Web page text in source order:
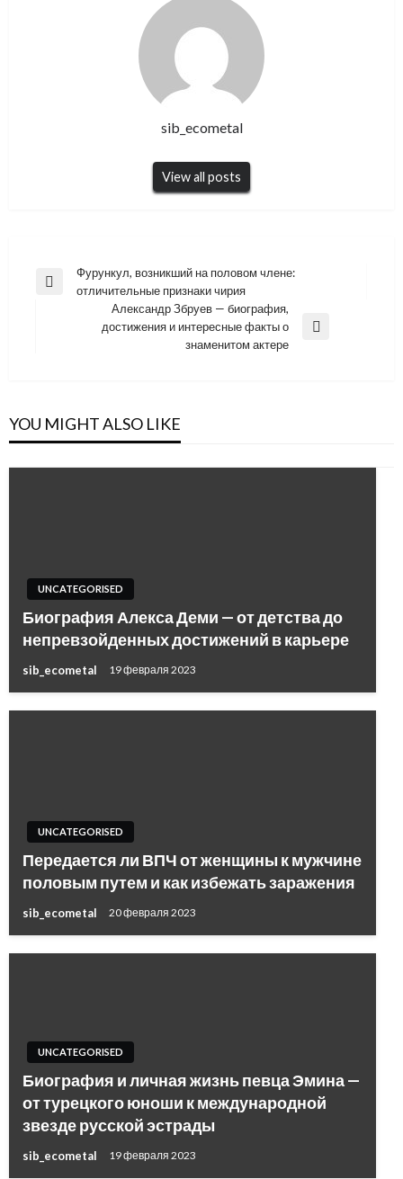
sib_ecometal
View all posts
Навигация
записям
Previous
Фурункул, возникший на половом члене:
отличительные признаки чирия
Александр Збруев — биография,
достижения и интересные факты о
знаменитом актере
YOU MIGHT ALSO LIKE
UNCATEGORISED
Биография Алекса Деми — от детства до
непревзойденных достижений в карьере
sib_ecometal 19 февраля 2023
UNCATEGORISED
Передается ли ВПЧ от женщины к мужчине
половым путем и как избежать заражения
sib_ecometal 20 февраля 2023
UNCATEGORISED
Биография и личная жизнь певца Эмина —
от турецкого юноши к международной
звезде русской эстрады
sib_ecometal 19 февраля 2023